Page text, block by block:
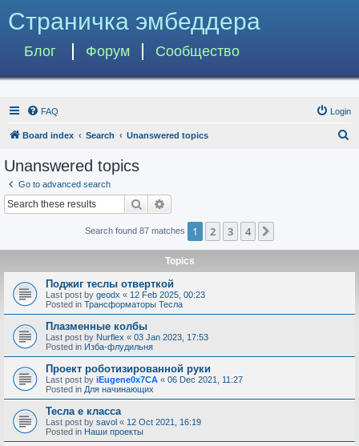
Страничка эмбеддера
Блог Форум Сообщество
FAQ Login
Board index Search Unanswered topics
Unanswered topics
Go to advanced search
Search
Search found 87 matches 1 2 3 4
Topics
Поджиг теслы отверткой
Last post by geodx « 12 Feb 2025, 00:23
Posted in Трансформаторы Тесла
Плазменные колбы
Last post by Nurflex « 03 Jan 2023, 17:53
Posted in Изба-флудильня
Проект роботизированной руки
Last post by iEugene0x7CA « 06 Dec 2021, 11:27
Posted in Для начинающих
Тесла е класса
Last post by savol « 12 Oct 2021, 16:19
Posted in Наши проекты